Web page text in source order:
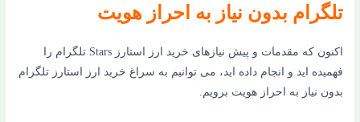
تلگرام بدون نیاز به احراز هویت
اکنون که مقدمات و پیش نیازهای خرید ارز استارز Stars تلگرام را
فهمیده اید و انجام داده اید، می توانیم به سراغ خرید ارز استارز تلگرام
بدون نیاز به احراز هویت برویم.